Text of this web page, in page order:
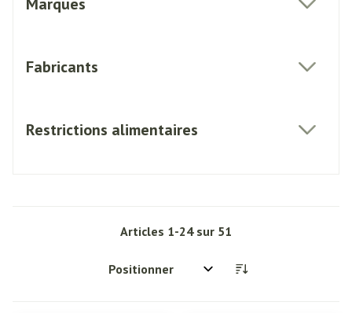
Fabricants
Restrictions alimentaires
Articles 1-24sur 51
Trier par: